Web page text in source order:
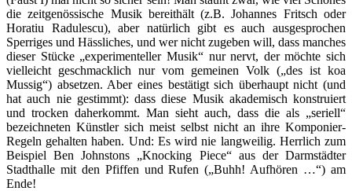
die zeitgenössische Musik bereithält (z.B. Johannes Fritsch oder
Horatiu Radulescu), aber natürlich gibt es auch ausgesprochen
Sperriges und Hässliches, und wer nicht zugeben will, dass manches
dieser Stücke „experimenteller Musik“ nur nervt, der möchte sich
vielleicht geschmacklich nur vom gemeinen Volk („des ist koa
Mussig“) absetzen. Aber eines bestätigt sich überhaupt nicht (und
hat auch nie gestimmt): dass diese Musik akademisch konstruiert
und trocken daherkommt. Man sieht auch, dass die als „seriell“
bezeichneten Künstler sich meist selbst nicht an ihre Komponier-
Regeln gehalten haben. Und: Es wird nie langweilig. Herrlich zum
Beispiel Ben Johnstons „Knocking Piece“ aus der Darmstädter
Stadthalle mit den Pfiffen und Rufen („Buhh! Aufhören …“) am
Ende!